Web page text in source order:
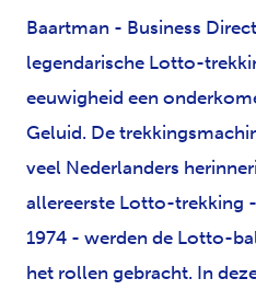
Baartman - Business
legendarische Lotto-
eeuwigheid een
Geluid. De
veel Nederlanders
allereerste Lotto-trekking
1974 - werden de Lotto-
het rollen gebracht. In